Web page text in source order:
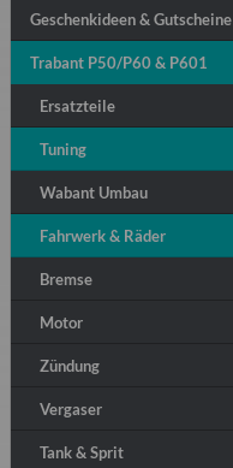
Geschenkideen & Gutscheine
Trabant P50/P60 & P601
Ersatzteile
Tuning
Wabant Umbau
Fahrwerk & Räder
Bremse
Motor
Zündung
Vergaser
Tank & Sprit